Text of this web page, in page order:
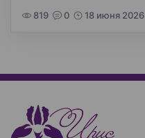
819 0 18 июня 2026